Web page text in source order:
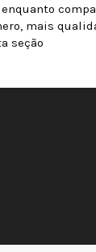
mais
seção